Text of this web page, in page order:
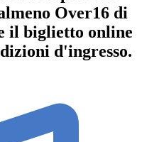
Over16 di
il biglietto online
d'ingresso.